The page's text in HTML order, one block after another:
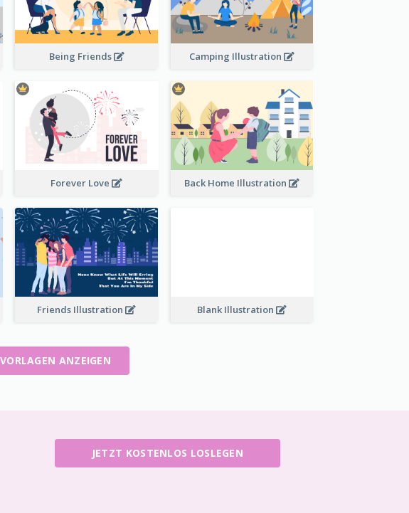
Being Friends Camping Illustration
Forever Love Back Home Illustration
Friends Illustration Blank Illustration
ANZEIGEN
JETZT KOSTENLOS LOSLEGEN